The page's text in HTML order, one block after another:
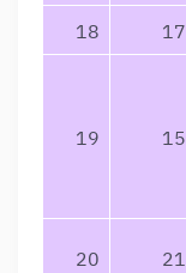
18
17
19 15
20 21